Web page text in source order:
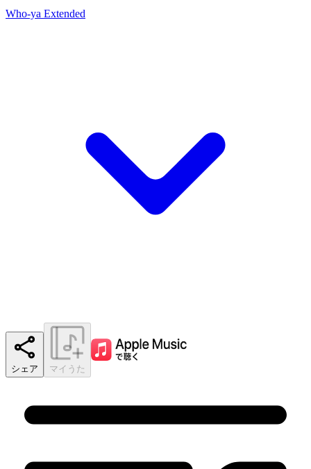
Who-ya Extended
シェア マイうた